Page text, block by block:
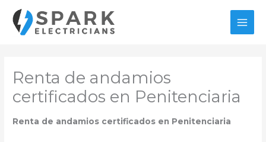
contenido
Renta de andamios
certificados en Penitenciaria
Renta de andamios certificados en Penitenciaria